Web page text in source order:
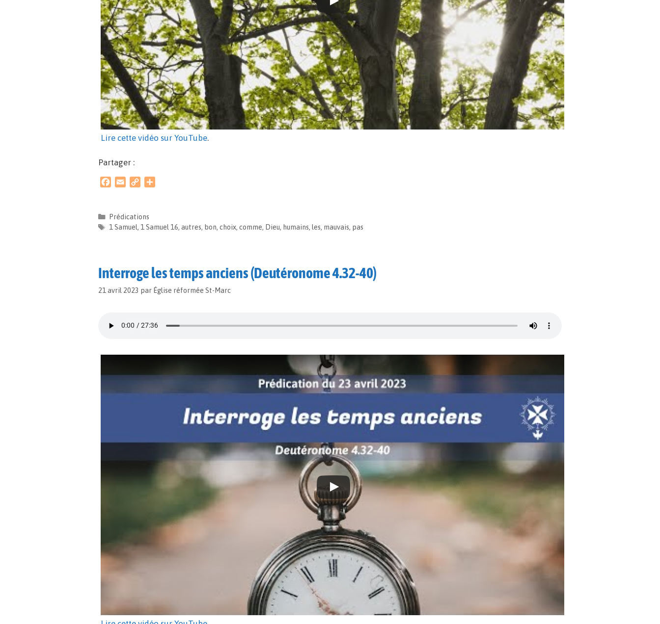
Lire cette vidéo sur YouTube.
Partager :
e
b
i
l
y
L
a
Prédications
1 Samuel, 1 Samuel 16, autres, bon, choix, comme, Dieu, humains, les, mauvais, pas
Interroge les temps anciens (Deutéronome 4.32-40)
21 avril 2023 par Église réformée St-Marc